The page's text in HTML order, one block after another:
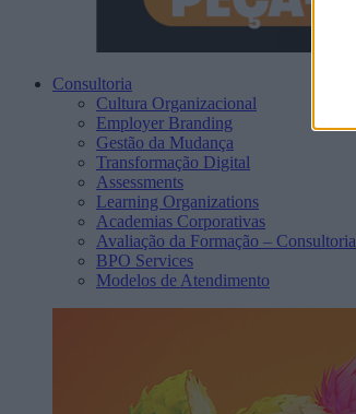
Consultoria
Cultura Organizacional
Employer Branding
Gestão da Mudança
Transformação Digital
Assessments
Learning Organizations
Academias Corporativas
Avaliação da Formação – Consultoria
BPO Services
Modelos de Atendimento